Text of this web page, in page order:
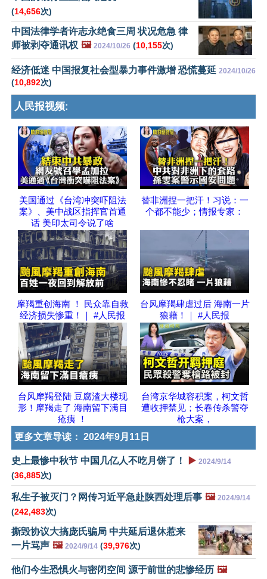
(14,656次)
中国法律学者许志永绝食三周 状况危急 律
师被剥夺通讯权 🖼️ 2024/10/26 (10,155次)
经济低迷 中国报复社会型暴力事件激增 恐慌蔓延 2024/10/26
(10,892次)
人民报视频:
美国通过《台湾冲突吓阻法
案》、美中战区指挥官首通
话 美印太司令说了啥
替非洲捏一把汗！习说：一
个都不能少；情报专家：
摩羯重创海南 ！ 民众靠自救
经济损失惨重！｜ #人民报
台风摩羯肆虐过后 海南一片
狼藉！｜ #人民报
台风摩羯登陆 豆腐渣大楼现
形！摩羯走了 海南留下满目
疮痍 ！
台湾京华城容积案，柯文哲
遭收押禁见；长春传杀警夺
枪大案，
更多文章导读： 2024年9月11日
史上最惨中秋节 中国几亿人不吃月饼了！ ▶️ 2024/9/14
(36,885次)
私生子被灭门？网传习近平急赴陕西处理后事 🖼️ 2024/9/14
(242,483次)
撕毁协议大搞庞氏骗局 中共延后退休惹来
一片骂声 🖼️ 2024/9/14 (39,976次)
他们今生恐惧火与密闭空间 源于前世的悲惨经历 🖼️